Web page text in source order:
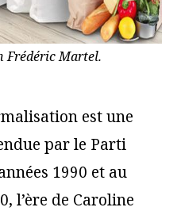
Frédéric Martel.
est une
par le Parti
1990 et au
l’ère de Caroline